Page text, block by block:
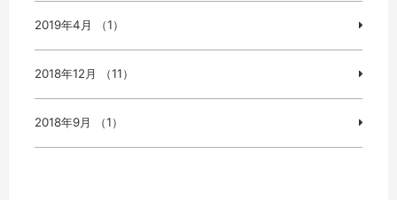
2019年4月 （1）
2018年12月 （11）
2018年9月 （1）